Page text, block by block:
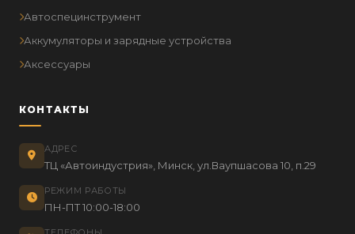
Автоспецинструмент
Аккумуляторы и зарядные устройства
Аксессуары
КОНТАКТЫ
АДРЕС
ТЦ «Автоиндустрия», Минск, ул.Ваупшасова 10, п.29
РЕЖИМ РАБОТЫ
ПН-ПТ 10:00-18:00